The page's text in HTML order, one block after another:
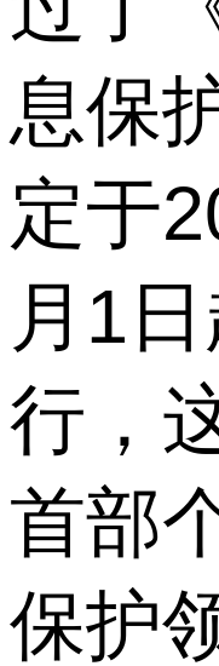
息保
定于
月1
行，
首部
保护